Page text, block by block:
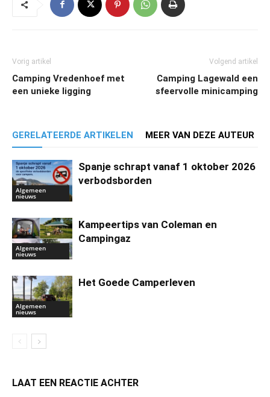
Vorig artikel
Camping Vredenhoef met
een unieke ligging
Volgend artikel
Camping Lagewald een
sfeervolle minicamping
GERELATEERDE ARTIKELEN MEER VAN DEZE AUTEUR
Algemeen
nieuws
Spanje schrapt vanaf 1 oktober 2026
verbodsborden
Algemeen
nieuws
Kampeertips van Coleman en
Campingaz
Algemeen
nieuws
Het Goede Camperleven
LAAT EEN REACTIE ACHTER